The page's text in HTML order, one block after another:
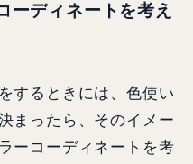
ーディネートを考え
するときには、色使い
まったら、そのイメー
ーコーディネートを考